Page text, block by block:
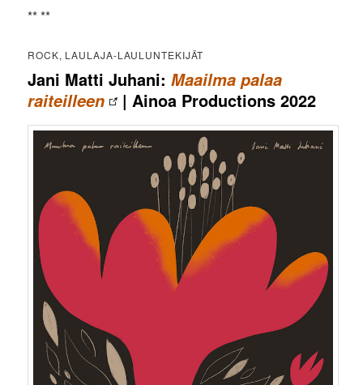
** **
ROCK, LAULAJA-LAULUNTEKIJÄT
Jani Matti Juhani:Maailma palaa
raiteilleen
| Ainoa Productions 2022